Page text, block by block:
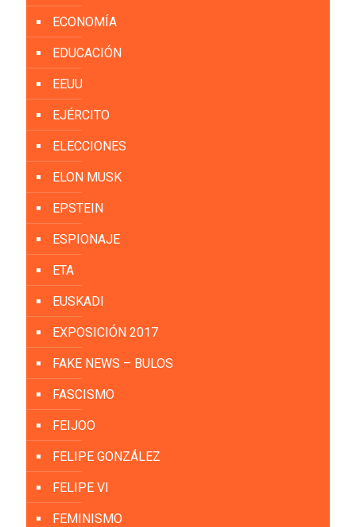
ECONOMÍA
EDUCACIÓN
EEUU
EJÉRCITO
ELECCIONES
ELON MUSK
EPSTEIN
ESPIONAJE
ETA
EUSKADI
EXPOSICIÓN 2017
FAKE NEWS – BULOS
FASCISMO
FEIJOO
FELIPE GONZÁLEZ
FELIPE VI
FEMINISMO